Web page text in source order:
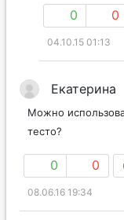
0 0
04.10.15 01:13
Екатерина
Можно
тесто?
0 0
08.06.16 19:34